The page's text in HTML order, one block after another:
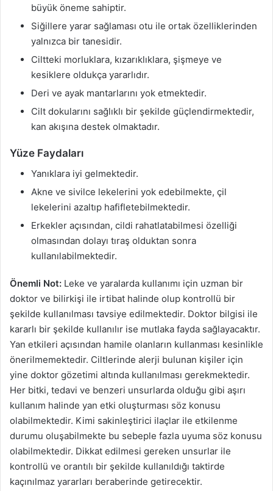
büyük öneme sahiptir.
Siğillere yarar sağlaması otu ile ortak özelliklerinden
yalnızca bir tanesidir.
Ciltteki morluklara, kızarıklıklara, şişmeye ve
kesiklere oldukça yararlıdır.
Deri ve ayak mantarlarını yok etmektedir.
Cilt dokularını sağlıklı bir şekilde güçlendirmektedir,
kan akışına destek olmaktadır.
Yüze Faydaları
Yanıklara iyi gelmektedir.
Akne ve sivilce lekelerini yok edebilmekte, çil
lekelerini azaltıp hafifletebilmektedir.
Erkekler açısından, cildi rahatlatabilmesi özelliği
olmasından dolayı tıraş olduktan sonra
kullanılabilmektedir.
Önemli Not: Leke ve yaralarda kullanımı için uzman bir
doktor ve bilirkişi ile irtibat halinde olup kontrollü bir
şekilde kullanılması tavsiye edilmektedir. Doktor bilgisi ile
kararlı bir şekilde kullanılır ise mutlaka fayda sağlayacaktır.
Yan etkileri açısından hamile olanların kullanması kesinlikle
önerilmemektedir. Ciltlerinde alerji bulunan kişiler için
yine doktor gözetimi altında kullanılması gerekmektedir.
Her bitki, tedavi ve benzeri unsurlarda olduğu gibi aşırı
kullanım halinde yan etki oluşturması söz konusu
olabilmektedir. Kimi sakinleştirici ilaçlar ile etkilenme
durumu oluşabilmekte bu sebeple fazla uyuma söz konusu
olabilmektedir. Dikkat edilmesi gereken unsurlar ile
kontrollü ve orantılı bir şekilde kullanıldığı taktirde
kaçınılmaz yararları beraberinde getirecektir.